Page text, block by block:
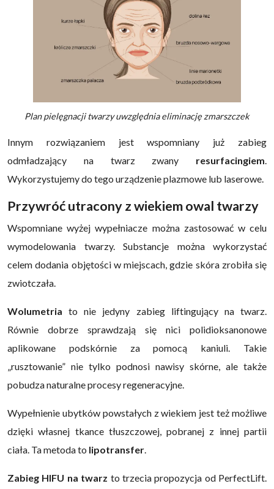
Plan pielęgnacji twarzy uwzględnia eliminację zmarszczek
Innym rozwiązaniem jest wspomniany już zabieg
odmładzający na twarz zwany resurfacingiem.
Wykorzystujemy do tego urządzenie plazmowe lub laserowe.
Przywróć utracony z wiekiem owal twarzy
Wspomniane wyżej wypełniacze można zastosować w celu
wymodelowania twarzy. Substancje można wykorzystać
celem dodania objętości w miejscach, gdzie skóra zrobiła się
zwiotczała.
Wolumetriato nie jedyny zabieg liftingujący na twarz.
Równie dobrze sprawdzają się nici polidioksanonowe
aplikowane podskórnie za pomocą kaniuli. Takie
„rusztowanie” nie tylko podnosi nawisy skórne, ale także
pobudza naturalne procesy regeneracyjne.
Wypełnienie ubytków powstałych z wiekiem jest też możliwe
dzięki własnej tkance tłuszczowej, pobranej z innej partii
ciała. Ta metoda to lipotransfer.
Zabieg HIFU na twarz to trzecia propozycja od PerfectLift.